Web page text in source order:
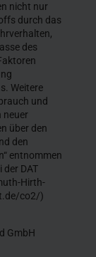
nicht nur
durch das
des
Weitere
und
neuer
über den
den
entnommen
der DAT
Hirth-
co2/)
GmbH